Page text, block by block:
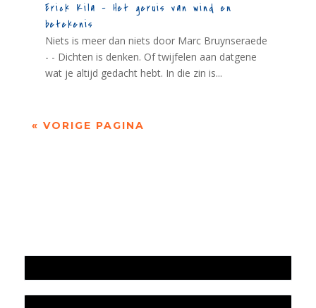
Erick Kila – Het geruis van wind en
betekenis
Niets is meer dan niets door Marc Bruynseraede
- - Dichten is denken. Of twijfelen aan datgene
wat je altijd gedacht hebt. In die zin is...
« VORIGE PAGINA